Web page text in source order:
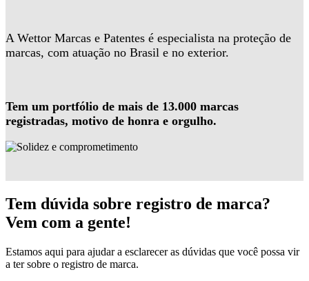
A Wettor Marcas e Patentes é especialista na proteção de
marcas, com atuação no Brasil e no exterior.
Tem um portfólio de mais de 13.000 marcas
registradas, motivo de honra e orgulho.
Tem dúvida sobre registro de marca?
Vem com a gente!
Estamos aqui para ajudar a esclarecer as dúvidas que você possa vir
a ter sobre o registro de marca.